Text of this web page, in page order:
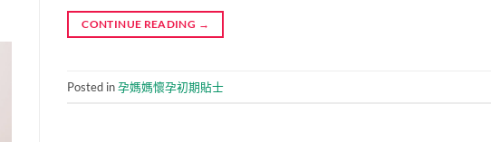
CONTINUE READING →
Posted in孕媽媽懷孕初期貼士